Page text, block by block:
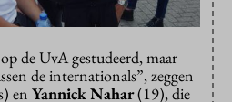
de UvA gestudeerd, maar
de internationals”, zeggen
en Yannick Nahar(19), die